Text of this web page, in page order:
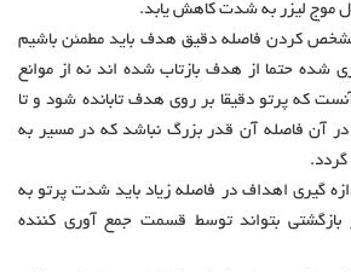
موج لیزر به شدت کاهش یابد.
مشخص کردن فاصله دقیق هدف باید مطمئن باشیم
شده حتما از هدف بازتاب شده اند نه از موانع
که پرتو دقیقا بر روی هدف تابانده شود و تا
آن فاصله آن قدر بزرگ نباشد که در مسیر به
گردد.
گیری اهداف در فاصله زیاد باید شدت پرتو به
بتواند توسط قسمت جمع آوری کننده